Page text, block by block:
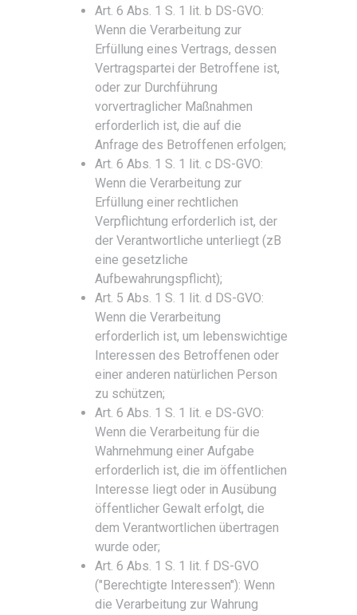
Art. 6 Abs. 1 S. 1 lit. b DS-GVO:
Wenn die Verarbeitung zur
Erfüllung eines Vertrags, dessen
Vertragspartei der Betroffene ist,
oder zur Durchführung
vorvertraglicher Maßnahmen
erforderlich ist, die auf die
Anfrage des Betroffenen erfolgen;
Art. 6 Abs. 1 S. 1 lit. c DS-GVO:
Wenn die Verarbeitung zur
Erfüllung einer rechtlichen
Verpflichtung erforderlich ist, der
der Verantwortliche unterliegt (zB
eine gesetzliche
Aufbewahrungspflicht);
Art. 5 Abs. 1 S. 1 lit. d DS-GVO:
Wenn die Verarbeitung
erforderlich ist, um lebenswichtige
Interessen des Betroffenen oder
einer anderen natürlichen Person
zu schützen;
Art. 6 Abs. 1 S. 1 lit. e DS-GVO:
Wenn die Verarbeitung für die
Wahrnehmung einer Aufgabe
erforderlich ist, die im öffentlichen
Interesse liegt oder in Ausübung
öffentlicher Gewalt erfolgt, die
dem Verantwortlichen übertragen
wurde oder;
Art. 6 Abs. 1 S. 1 lit. f DS-GVO
("Berechtigte Interessen"): Wenn
die Verarbeitung zur Wahrung